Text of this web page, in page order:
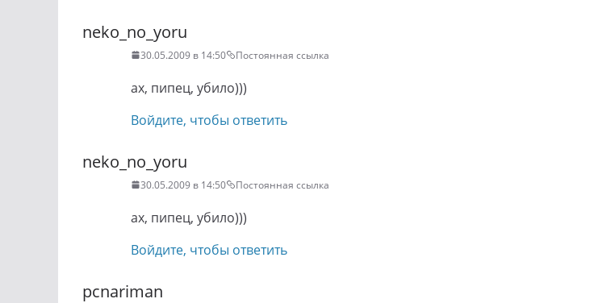
neko_no_yoru
30.05.2009 в 14:50 Постоянная ссылка
ах, пипец, убило)))
Войдите, чтобы ответить
neko_no_yoru
30.05.2009 в 14:50 Постоянная ссылка
ах, пипец, убило)))
Войдите, чтобы ответить
pcnariman